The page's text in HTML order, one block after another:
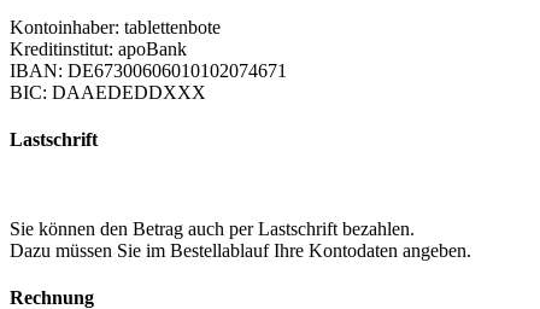
Kontoinhaber: tablettenbote
Kreditinstitut: apoBank
IBAN: DE67300606010102074671
BIC: DAAEDEDDXXX
Lastschrift
Sie können den Betrag auch per Lastschrift bezahlen.
Dazu müssen Sie im Bestellablauf Ihre Kontodaten angeben.
Rechnung